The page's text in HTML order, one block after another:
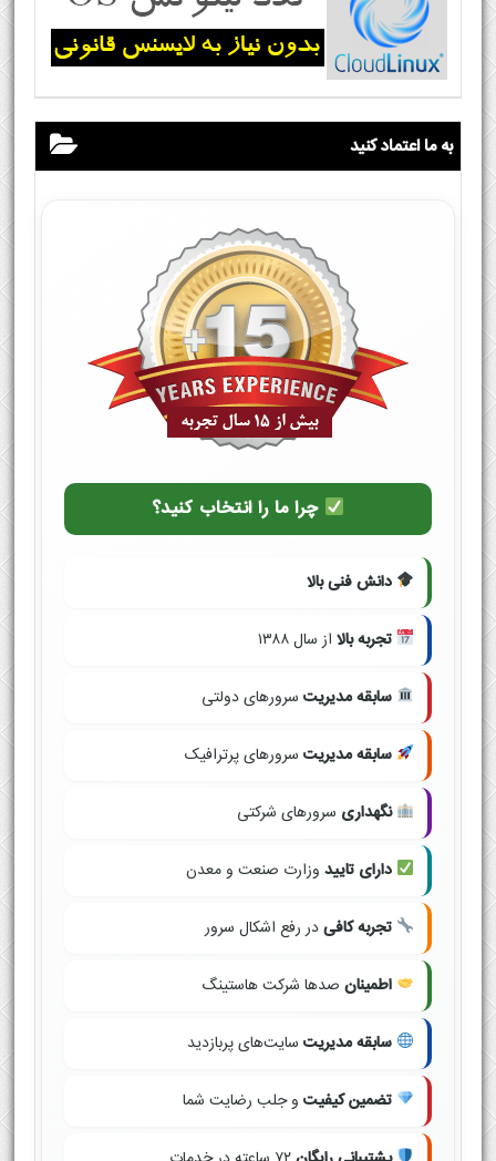
به ما اعتماد کنید
چرا ما را انتخاب کنید؟
دانش فنی بالا
تجربه بالا از سال ۱۳۸۸
سابقه مدیریت سرورهای دولتی
سابقه مدیریت سرورهای پرترافیک
نگهداری سرورهای شرکتی
دارای تایید وزارت صنعت و معدن
تجربه کافیدر رفع اشکال سرور
اطمینان صدها شرکت هاستینگ
سابقه مدیریت سایت‌های پربازدید
تضمین کیفیت و جلب رضایت شما